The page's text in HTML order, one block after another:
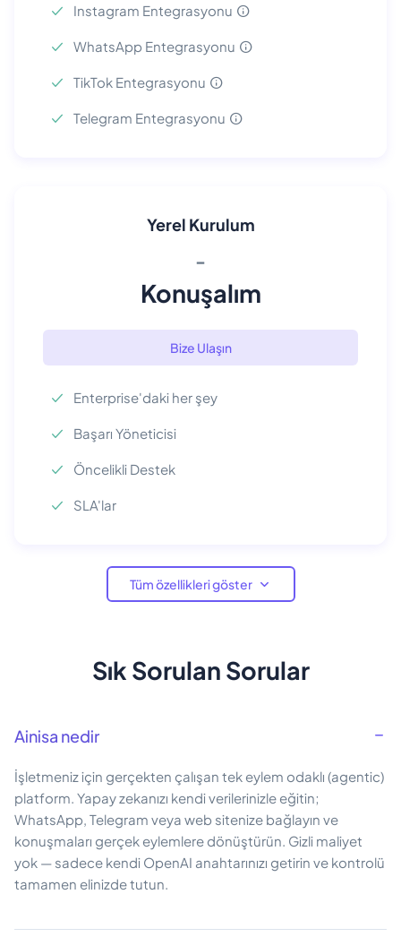
Instagram Entegrasyonu
WhatsApp Entegrasyonu
TikTok Entegrasyonu
Telegram Entegrasyonu
Yerel Kurulum
-
Konuşalım
Bize Ulaşın
Enterprise'daki her şey
Başarı Yöneticisi
Öncelikli Destek
SLA'lar
Tüm özellikleri göster
Sık Sorulan Sorular
Ainisa nedir
İşletmeniz için gerçekten çalışan tek eylem odaklı (agentic)
platform. Yapay zekanızı kendi verilerinizle eğitin;
WhatsApp, Telegram veya web sitenize bağlayın ve
konuşmaları gerçek eylemlere dönüştürün. Gizli maliyet
yok — sadece kendi OpenAI anahtarınızı getirin ve kontrolü
tamamen elinizde tutun.